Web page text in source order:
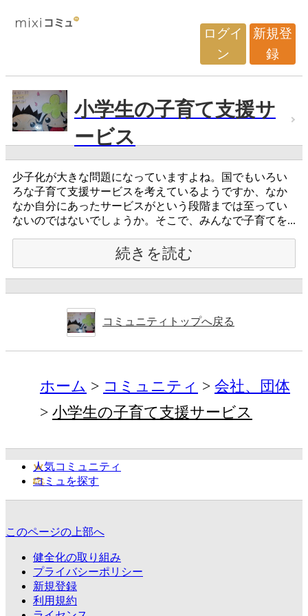
ログイ
ン
新規登
録
小学生の子育て支援サ
ービス
少子化が大きな問題になっていますよね。国でもいろい
ろな子育て支援サービスを考えているようですか、なか
なか自分にあったサービスがという段階までは至ってい
ないのではないでしょうか。そこで、みんなで子育てを...
続きを読む
コミュニティトップへ戻る
ホーム コミュニティ
会社、団体
小学生の子育て支援サービス
人気コミュニティ
コミュを探す
このページの上部へ
健全化の取り組み
プライバシーポリシー
新規登録
利用規約